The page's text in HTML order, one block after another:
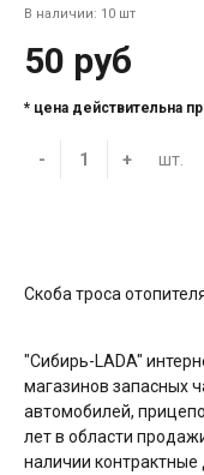
В наличии: 10 шт
50 руб
* цена действительна
- + шт.
Скоба троса
"Сибирь-LADA"
магазинов запасных
автомобилей,
лет в области
наличии